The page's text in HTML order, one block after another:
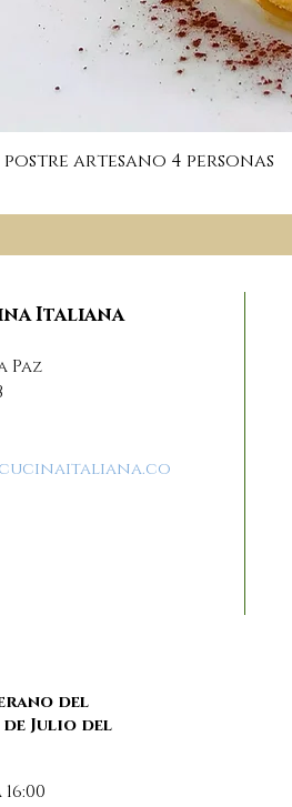
postre artesano 4 personas
Italiana
Paz
del
de Julio del